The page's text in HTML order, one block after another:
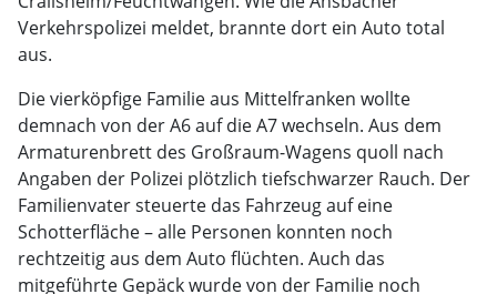
Verkehrspolizei meldet, brannte dort ein Auto total
aus.
Die vierköpfige Familie aus Mittelfranken wollte
demnach von der A6 auf die A7 wechseln. Aus dem
Armaturenbrett des Großraum-Wagens quoll nach
Angaben der Polizei plötzlich tiefschwarzer Rauch. Der
Familienvater steuerte das Fahrzeug auf eine
Schotterfläche – alle Personen konnten noch
rechtzeitig aus dem Auto flüchten. Auch das
mitgeführte Gepäck wurde von der Familie noch